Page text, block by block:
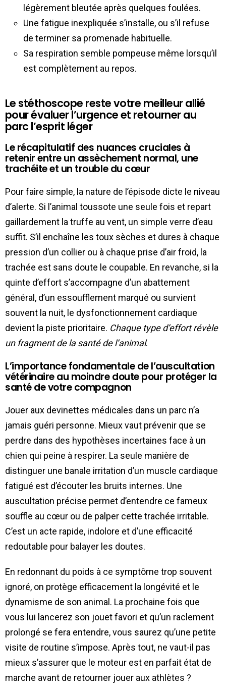
légèrement bleutée après quelques foulées.
Une fatigue inexpliquée s’installe, ou s’il refuse
de terminer sa promenade habituelle.
Sa respiration semble pompeuse même lorsqu’il
est complètement au repos.
Le stéthoscope reste votre meilleur allié
pour évaluer l’urgence et retourner au
parc l’esprit léger
Le récapitulatif des nuances cruciales à
retenir entre un assèchement normal, une
trachéite et un trouble du cœur
Pour faire simple, la nature de l’épisode dicte le niveau
d’alerte. Si l’animal toussote une seule fois et repart
gaillardement la truffe au vent, un simple verre d’eau
suffit. S’il enchaîne les toux sèches et dures à chaque
pression d’un collier ou à chaque prise d’air froid, la
trachée est sans doute le coupable. En revanche, si la
quinte d’effort s’accompagne d’un abattement
général, d’un essoufflement marqué ou survient
souvent la nuit, le dysfonctionnement cardiaque
devient la piste prioritaire. Chaque type d’effort révèle
un fragment de la santé de l’animal.
L’importance fondamentale de l’auscultation
vétérinaire au moindre doute pour protéger la
santé de votre compagnon
Jouer aux devinettes médicales dans un parc n’a
jamais guéri personne. Mieux vaut prévenir que se
perdre dans des hypothèses incertaines face à un
chien qui peine à respirer. La seule manière de
distinguer une banale irritation d’un muscle cardiaque
fatigué est d’écouter les bruits internes. Une
auscultation précise permet d’entendre ce fameux
souffle au cœur ou de palper cette trachée irritable.
C’est un acte rapide, indolore et d’une efficacité
redoutable pour balayer les doutes.
En redonnant du poids à ce symptôme trop souvent
ignoré, on protège efficacement la longévité et le
dynamisme de son animal. La prochaine fois que
vous lui lancerez son jouet favori et qu’un raclement
prolongé se fera entendre, vous saurez qu’une petite
visite de routine s’impose. Après tout, ne vaut-il pas
mieux s’assurer que le moteur est en parfait état de
marche avant de retourner jouer aux athlètes ?